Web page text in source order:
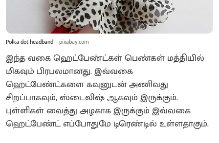
Polka dot headband pixabay.com
இந்த வகை ஹெட்பேண்ட்கள் பெண்கள் மத்தியில்
மிகவும் பிரபலமானது. இவ்வகை
ஹெட்பேண்ட்களை கவுனுடன் அணிவது
சிறப்பாகவும், ஸ்டைலிஷ் ஆகவும் இருக்கும்.
புள்ளிகள் வைத்து அழகாக இருக்கும் இவ்வகை
ஹெட்பேண்ட் எப்போதுமே டிரெண்டில் உள்ளதாகும்.